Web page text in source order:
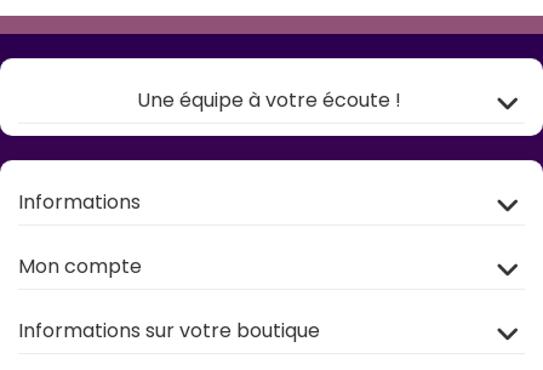
Une équipe à votre écoute !
Informations
Mon compte
Informations sur votre boutique